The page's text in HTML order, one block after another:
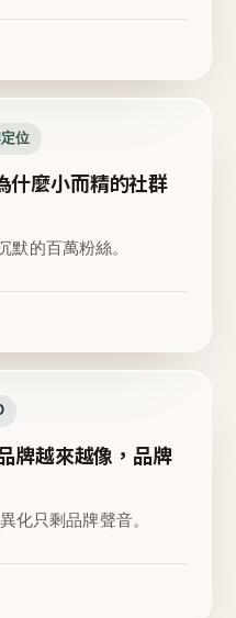
位
什麼小而精的社群
默的百萬粉絲。
牌越來越像，品牌
化只剩品牌聲音。